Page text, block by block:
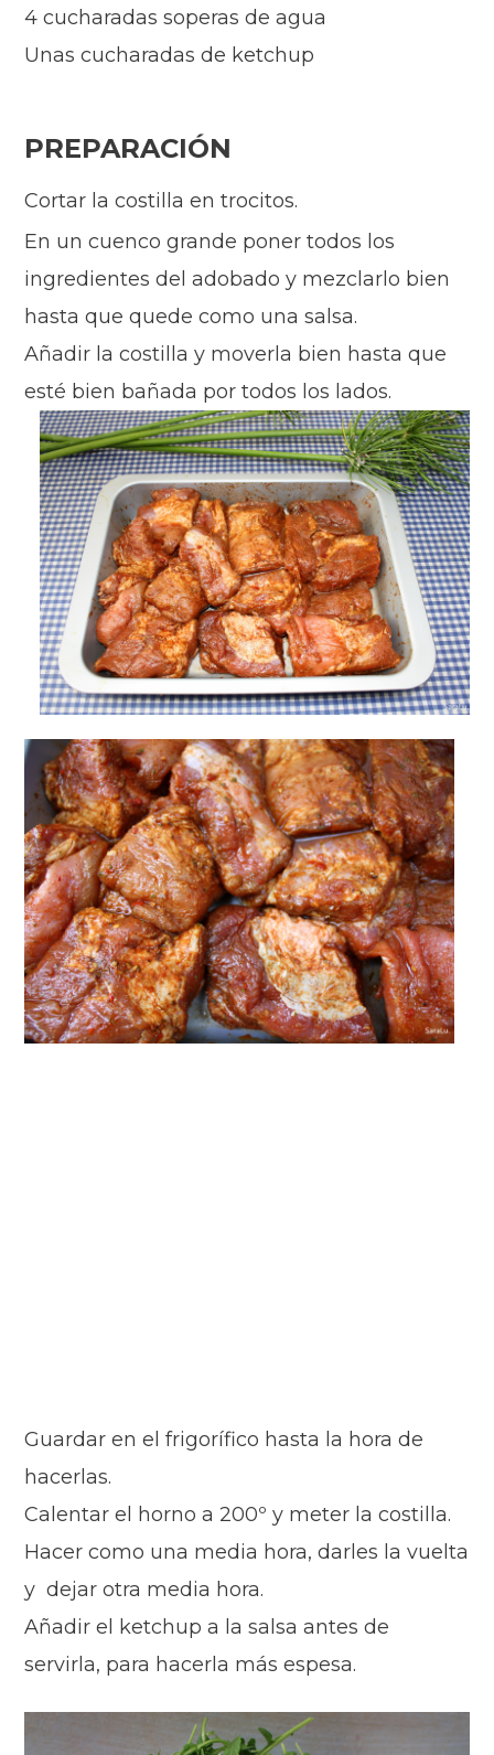
4 cucharadas soperas de agua
Unas cucharadas de ketchup
PREPARACIÓN
Cortar la costilla en trocitos.
En un cuenco grande poner todos los
ingredientes del adobado y mezclarlo bien
hasta que quede como una salsa.
Añadir la costilla y moverla bien hasta que
esté bien bañada por todos los lados.
Guardar en el frigorífico hasta la hora de
hacerlas.
Calentar el horno a 200º y meter la costilla.
Hacer como una media hora, darles la vuelta
y dejar otra media hora.
Añadir el ketchup a la salsa antes de
servirla, para hacerla más espesa.